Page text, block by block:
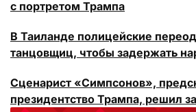
с портретом Трампа
В Таиланде полицейские
танцовщиц, чтобы задержать
Сценарист «Симпсонов»,
президентство Трампа, решил